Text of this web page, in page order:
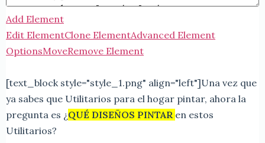
Add Element
Edit ElementClone ElementAdvanced Element
OptionsMoveRemove Element
[text_block style="style_1.png" align="left"]Una vez que
ya sabes que Utilitarios para el hogar pintar, ahora la
pregunta es ¿QUÉ DISEÑOS PINTAR en estos
Utilitarios?